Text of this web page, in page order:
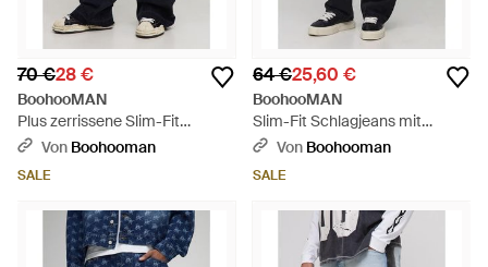
70 €28 €
BoohooMAN
Plus zerrissene Slim-Fit
Schlagjeans - Schwarz
Von Boohooman
SALE
64 €25,60 €
BoohooMAN
Slim-Fit Schlagjeans mit
Monogram - Schwarz
Von Boohooman
SALE